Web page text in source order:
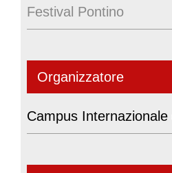
Festival Pontino
Organizzatore
Campus